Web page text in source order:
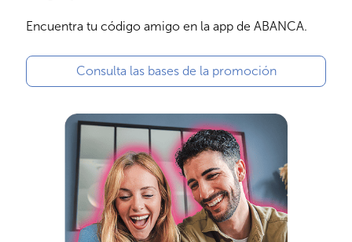
Encuentra tu código amigo en la app de ABANCA.
Consulta las bases de la promoción